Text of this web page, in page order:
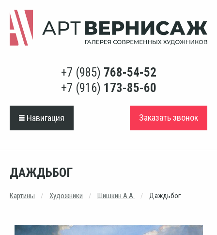
+7 (985) 768-54-52
+7 (916) 173-85-60
Навигация Заказать звонок
ДАЖДЬБОГ
Картины Художники Шишкин А.А. Даждьбог